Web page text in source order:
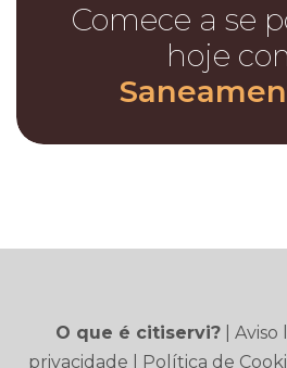
Comece a se
hoje
O que é citiservi?| Aviso
privacidade
Política de